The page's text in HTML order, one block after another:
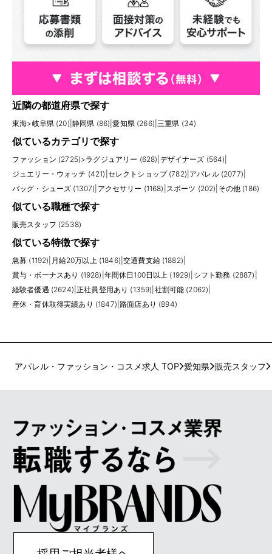
近隣の都道府県で探す
東海>岐阜県 (20) 静岡県 (86) |愛知県 (266) 三重県 (34)
似ているカテゴリで探す
ファッション (2725)>ラグジュアリー (628) デザイナーズ (564)
ジュエリー・ウォッチ (421) セレクトショップ (782) アパレル (2077)
バッグ・シューズ (1307) アクセサリー (1168) スポーツ (202) その他 (186)
似ている職種で探す
販売スタッフ (2538)
似ている特徴で探す
急募 (1192) 月給20万以上 (1846) |交通費支給 (1882)
賞与・ボーナスあり (1928) 年間休日100日以上 (1929) シフト勤務 (2887)
経験者優遇 (2624) |正社員登用あり (1359) 社割可能 (2062)
産休・育休取得実績あり (1847) |路面店あり (894)
アパレル・ファッション・コスメ求人 TOP 愛知県 販売スタッフ